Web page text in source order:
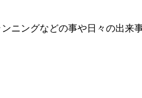
ニングなどの事や日々の出来